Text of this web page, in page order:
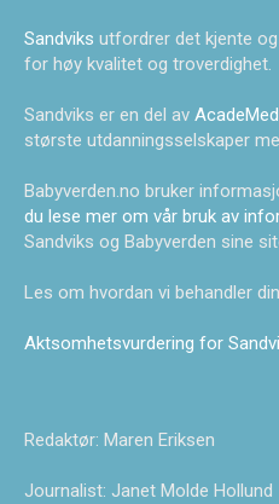
Sandviks utfordrer det kjente
for høy kvalitet og troverdighet.
Sandviks er en del av
største utdanningsselskaper
Babyverden.no bruker
du lese mer om vår bruk av
Sandviks og Babyverden sine
Les om hvordan vi behandler
Aktsomhetsvurdering for
Redaktør: Maren Eriksen
Journalist: Janet Molde Hollund